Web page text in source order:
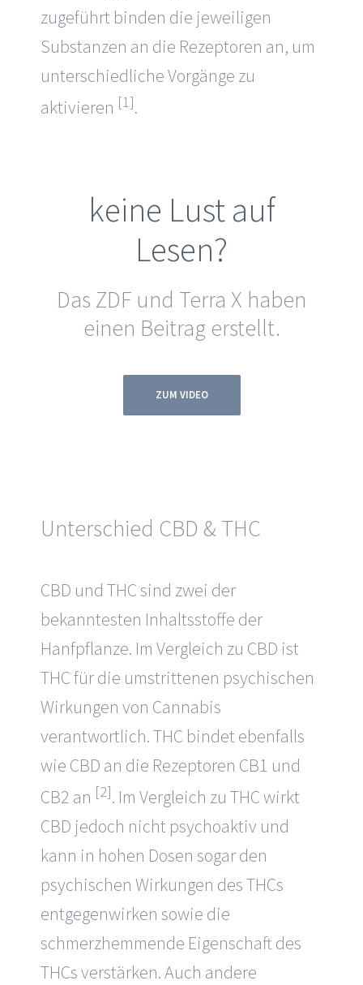
zugeführt binden die jeweiligen
Substanzen an die Rezeptoren an, um
unterschiedliche Vorgänge zu
aktivieren [1].
keine Lust auf
Lesen?
Das ZDF und Terra X haben
einen Beitrag erstellt.
ZUM VIDEO
Unterschied CBD & THC
CBD und THC sind zwei der
bekanntesten Inhaltsstoffe der
Hanfpflanze. Im Vergleich zu CBD ist
THC für die umstrittenen psychischen
Wirkungen von Cannabis
verantwortlich. THC bindet ebenfalls
wie CBD an die Rezeptoren CB1 und
CB2 an [2]. Im Vergleich zu THC wirkt
CBD jedoch nicht psychoaktiv und
kann in hohen Dosen sogar den
psychischen Wirkungen des THCs
entgegenwirken sowie die
schmerzhemmende Eigenschaft des
THCs verstärken. Auch andere